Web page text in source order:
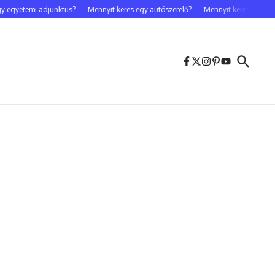
adjunktus? Mennyit keres egy autószerelő? Mennyit keres egy